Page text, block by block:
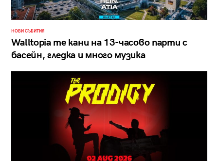
НОВИ СЪБИТИЯ
Walltopia те кани на 13-часово парти с
басейн, гледка и много музика